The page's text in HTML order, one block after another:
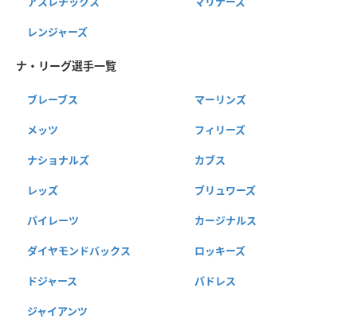
レンジャーズ
ナ・リーグ選手一覧
ブレーブス マーリンズ
メッツ フィリーズ
ナショナルズ カブス
レッズ ブリュワーズ
パイレーツ カージナルス
ダイヤモンドバックス ロッキーズ
ドジャース パドレス
ジャイアンツ